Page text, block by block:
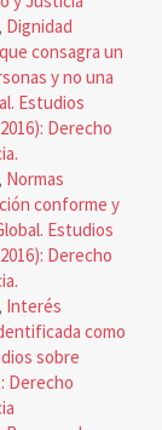
Dignidad
consagra un
y no una
Estudios
Derecho
Normas
conforme y
Estudios
Derecho
Interés
como
sobre
Derecho